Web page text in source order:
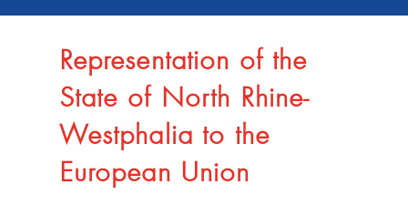
Representation of the
State of North Rhine-
Westphalia to the
European Union